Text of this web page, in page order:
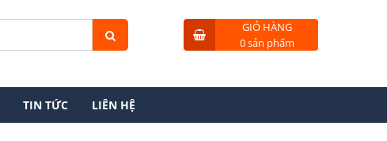
GIỎ HÀNG
0 sản phẩm
TIN TỨC LIÊN HỆ